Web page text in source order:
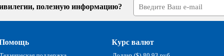
полезную информацию?
Курс валют